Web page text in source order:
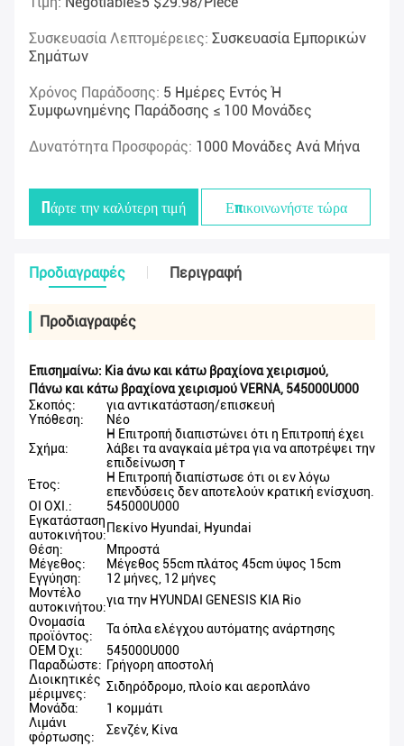
Συσκευασία Λεπτομέρειες: Συσκευασία Εμπορικών
Σημάτων
Χρόνος Παράδοσης: 5 Ημέρες Εντός Ή
Συμφωνημένης Παράδοσης ≤ 100 Μονάδες
Δυνατότητα Προσφοράς: 1000 Μονάδες Ανά Μήνα
Πάρτε την καλύτερη τιμή Επικοινωνήστε τώρα
Προδιαγραφές Περιγραφή
Προδιαγραφές
Επισημαίνω: Kia άνω και κάτω βραχίονα χειρισμού,
Πάνω και κάτω βραχίονα χειρισμού VERNA, 545000U000
Σκοπός:
για αντικατάσταση/επισκευή
Υπόθεση:
Νέο
Σχήμα:
Η Επιτροπή διαπιστώνει ότι η Επιτροπή έχει
λάβει τα αναγκαία μέτρα για να αποτρέψει την
επιδείνωση τ
Έτος:
Η Επιτροπή διαπίστωσε ότι οι εν λόγω
επενδύσεις δεν αποτελούν κρατική ενίσχυση.
ΟΙ ΟΧΙ.:
545000U000
Εγκατάσταση
αυτοκινήτου:Πεκίνο Hyundai, Hyundai
Θέση:
Μπροστά
Μέγεθος:
Μέγεθος 55cm πλάτος 45cm ύψος 15cm
Εγγύηση:
12 μήνες, 12 μήνες
Μοντέλο
αυτοκινήτου:για την HYUNDAI GENESIS KIA Rio
Ονομασία
προϊόντος:
Τα όπλα ελέγχου αυτόματης ανάρτησης
OEM Όχι:
545000U000
Παραδώστε: Γρήγορη αποστολή
Διοικητικές
μέριμνες:
Σιδηρόδρομο, πλοίο και αεροπλάνο
Μονάδα:
1 κομμάτι
Λιμάνι
φόρτωσης:
Σενζέν, Κίνα